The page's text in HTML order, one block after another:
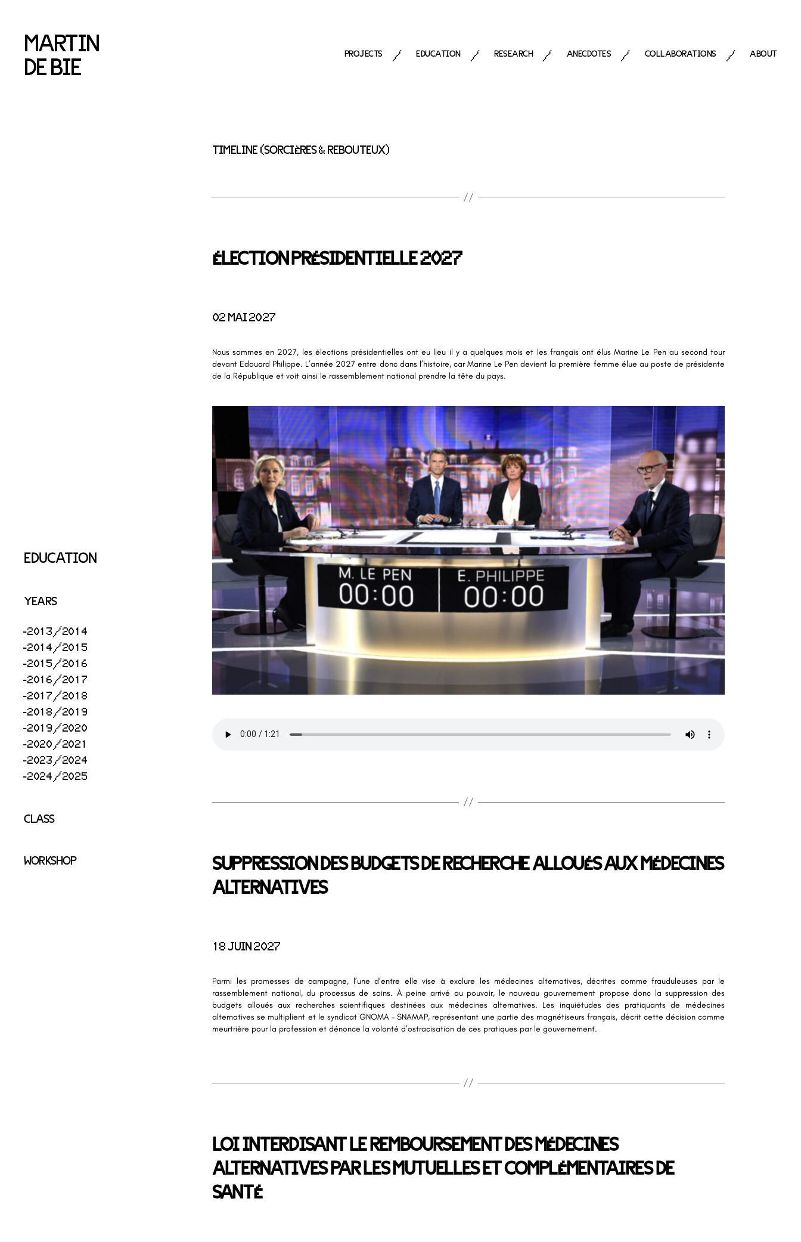
MARTIN
DE BIE
PROJECTS / EDUCATION / RESEARCH / ANECDOTES / COLLABORATIONS / ABOUT
EDUCATION
YEARS
2013/2014
2014/2015
2015/2016
2016/2017
2017/2018
2018/2019
2019/2020
2020/2021
2023/2024
2024/2025
CLASS
WORKSHOP
TIMELINE (SORCIÈRES & REBOUTEUX)
ÉLECTION PRÉSIDENTIELLE 2027
02 MAI 2027
Nous sommes en 2027, les élections présidentielles ont eu lieu il y a quelques mois et les français ont élus Marine Le Pen au second tour
devant Edouard Philippe. L’année 2027 entre donc dans l’histoire, car Marine Le Pen devient la première femme élue au poste de présidente
de la République et voit ainsi le rassemblement national prendre la tête du pays.
SUPPRESSION DES BUDGETS DE RECHERCHE ALLOUÉS AUX MÉDECINES
ALTERNATIVES
18 JUIN 2027
Parmi les promesses de campagne, l’une d’entre elle vise à exclure les médecines alternatives, décrites comme frauduleuses par le
rassemblement national, du processus de soins. À peine arrivé au pouvoir, le nouveau gouvernement propose donc la suppression des
budgets alloués aux recherches scientifiques destinées aux médecines alternatives. Les inquiétudes des pratiquants de médecines
alternatives se multiplient et le syndicat GNOMA – SNAMAP, représentant une partie des magnétiseurs français, décrit cette décision comme
meurtrière pour la profession et dénonce la volonté d’ostracisation de ces pratiques par le gouvernement.
LOI INTERDISANT LE REMBOURSEMENT DES MÉDECINES
ALTERNATIVES PAR LES MUTUELLES ET COMPLÉMENTAIRES DE
SANTÉ